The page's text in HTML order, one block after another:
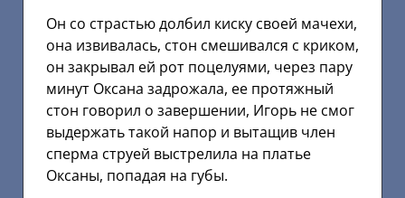
Он со страстью долбил киску своей мачехи,
она извивалась, стон смешивался с криком,
он закрывал ей рот поцелуями, через пару
минут Оксана задрожала, ее протяжный
стон говорил о завершении, Игорь не смог
выдержать такой напор и вытащив член
сперма струей выстрелила на платье
Оксаны, попадая на губы.